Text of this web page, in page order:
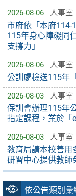
2026-08-06 人事室
市府依「本府114-
115年身心障礙同
支撐力」
2026-08-06 人事室
公訓處檢送115年
2026-08-03 人事室
保訓會辦理115年
指定課程，業於「
2026-08-03 人事室
教育局請本校善用
研習中心提供教師
依公告類別彙